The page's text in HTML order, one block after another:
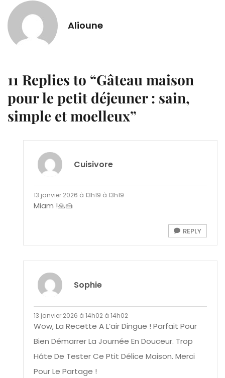
Alioune
11 Replies to “Gâteau maison
pour le petit déjeuner : sain,
simple et moelleux”
Cuisivore
13 janvier 2026 à 13h19 à 13h19
Miam !🙏🍰
REPLY
Sophie
13 janvier 2026 à 14h02 à 14h02
Wow, La Recette A L’air Dingue ! Parfait Pour
Bien Démarrer La Journée En Douceur. Trop
Hâte De Tester Ce Ptit Délice Maison. Merci
Pour Le Partage !